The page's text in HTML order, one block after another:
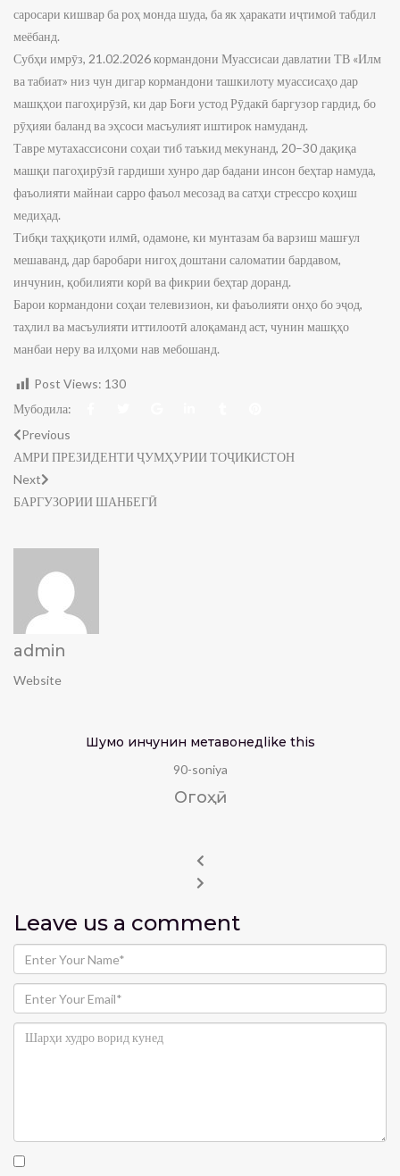
саросари кишвар ба роҳ монда шуда, ба як ҳаракати иҷтимоӣ табдил
меёбанд.
Субҳи имрӯз, 21.02.2026 кормандони Муассисаи давлатии ТВ «Илм
ва табиат» низ чун дигар кормандони ташкилоту муассисаҳо дар
машқҳои пагоҳирӯзӣ, ки дар Боғи устод Рӯдакӣ баргузор гардид, бо
рӯҳияи баланд ва эҳсоси масъулият иштирок намуданд.
Тавре мутахассисони соҳаи тиб таъкид мекунанд, 20–30 дақиқа
машқи пагоҳирӯзӣ гардиши хунро дар бадани инсон беҳтар намуда,
фаъолияти майнаи сарро фаъол месозад ва сатҳи стрессро коҳиш
медиҳад.
Тибқи таҳқиқоти илмӣ, одамоне, ки мунтазам ба варзиш машғул
мешаванд, дар баробари нигоҳ доштани саломатии бардавом,
инчунин, қобилияти корӣ ва фикрии беҳтар доранд.
Барои кормандони соҳаи телевизион, ки фаъолияти онҳо бо эҷод,
таҳлил ва масъулияти иттилоотӣ алоқаманд аст, чунин машқҳо
манбаи неру ва илҳоми нав мебошанд.
Post Views: 130
Мубодила:
Previous
АМРИ ПРЕЗИДЕНТИ ҶУМҲУРИИ ТОҶИКИСТОН
Next
БАРГУЗОРИИ ШАНБЕГӢ
admin
Website
Шумо инчунин метавонед like this
90-soniya
Огоҳӣ
Leave us a comment